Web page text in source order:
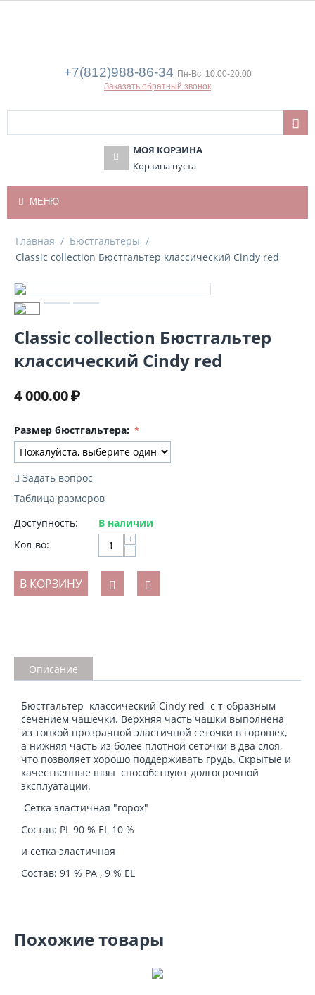
+7(812)988-86-34 Пн-Вс: 10:00-20:00
Заказать обратный звонок
МОЯ КОРЗИНА
Корзина пуста
МЕНЮ
Главная / Бюстгальтеры /
Classic collection Бюстгальтер классический Cindy red
Classic collection Бюстгальтер
классический Cindy red
4 000.00₽
Размер бюстгальтера:
Задать вопрос
Таблица размеров
Доступность:
В наличии
Кол-во:
+
−
В КОРЗИНУ
Описание
Бюстгальтер классический Cindy red с т-образным
сечением чашечки. Верхняя часть чашки выполнена
из тонкой прозрачной эластичной сеточки в горошек,
а нижняя часть из более плотной сеточки в два слоя,
что позволяет хорошо поддерживать грудь. Скрытые и
качественные швы способствуют долгосрочной
эксплуатации.
Сетка эластичная "горох"
Состав: PL 90 % EL 10 %
и сетка эластичная
Состав: 91 % PA , 9 % EL
Похожие товары